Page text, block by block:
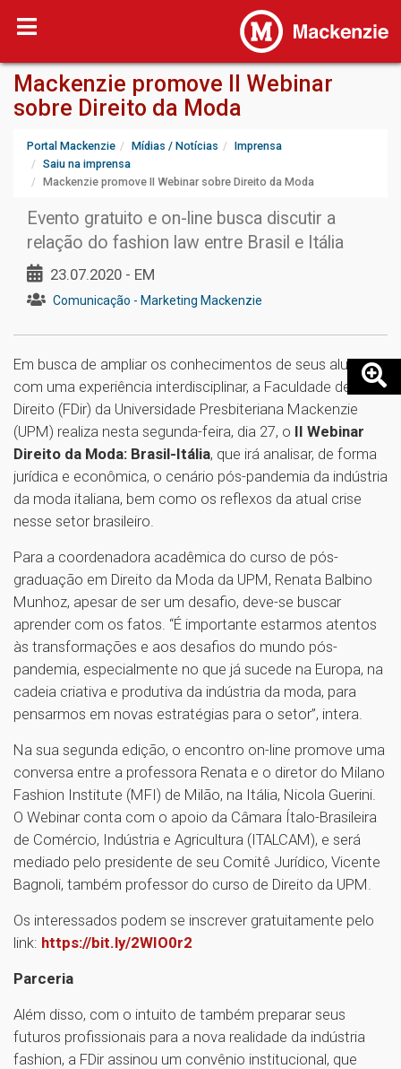
Mackenzie promove II Webinar
sobre Direito da Moda
Portal Mackenzie Mídias / Notícias
Imprensa
Saiu na imprensa
Mackenzie promove II Webinar sobre Direito da Moda
Evento gratuito e on-line busca discutir a
relação do fashion law entre Brasil e Itália
23.07.2020 - EM
Comunicação - Marketing Mackenzie
Em busca de ampliar os conhecimentos de seus alunos
com uma experiência interdisciplinar, a Faculdade de
Direito (FDir) da Universidade Presbiteriana Mackenzie
(UPM) realiza nesta segunda-feira, dia 27, o II Webinar
Direito da Moda: Brasil-Itália, que irá analisar, de forma
jurídica e econômica, o cenário pós-pandemia da indústria
da moda italiana, bem como os reflexos da atual crise
nesse setor brasileiro.
Para a coordenadora acadêmica do curso de pós-
graduação em Direito da Moda da UPM, Renata Balbino
Munhoz, apesar de ser um desafio, deve-se buscar
aprender com os fatos. “É importante estarmos atentos
às transformações e aos desafios do mundo pós-
pandemia, especialmente no que já sucede na Europa, na
cadeia criativa e produtiva da indústria da moda, para
pensarmos em novas estratégias para o setor”, intera.
Na sua segunda edição, o encontro on-line promove uma
conversa entre a professora Renata e o diretor do Milano
Fashion Institute (MFI) de Milão, na Itália, Nicola Guerini.
O Webinar conta com o apoio da Câmara Ítalo-Brasileira
de Comércio, Indústria e Agricultura (ITALCAM), e será
mediado pelo presidente de seu Comitê Jurídico, Vicente
Bagnoli, também professor do curso de Direito da UPM.
Os interessados podem se inscrever gratuitamente pelo
link: https://bit.ly/2WIO0r2
Parceria
Além disso, com o intuito de também preparar seus
futuros profissionais para a nova realidade da indústria
fashion, a FDir assinou um convênio institucional, que